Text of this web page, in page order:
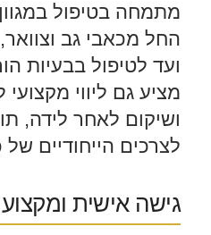
מתמחה בטיפול
החל מכאבי גב
ועד לטיפול בבעיות
מציע גם ליווי מקצועי
ושיקום לאחר לידה,
לצרכים הייחודיים
גישה אישית